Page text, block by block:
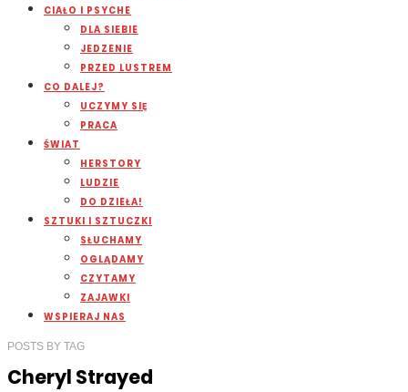
CIAŁO I PSYCHE
DLA SIEBIE
JEDZENIE
PRZED LUSTREM
CO DALEJ?
UCZYMY SIĘ
PRACA
ŚWIAT
HERSTORY
LUDZIE
DO DZIEŁA!
SZTUKI I SZTUCZKI
SŁUCHAMY
OGLĄDAMY
CZYTAMY
ZAJAWKI
WSPIERAJ NAS
POSTS BY TAG
Cheryl Strayed